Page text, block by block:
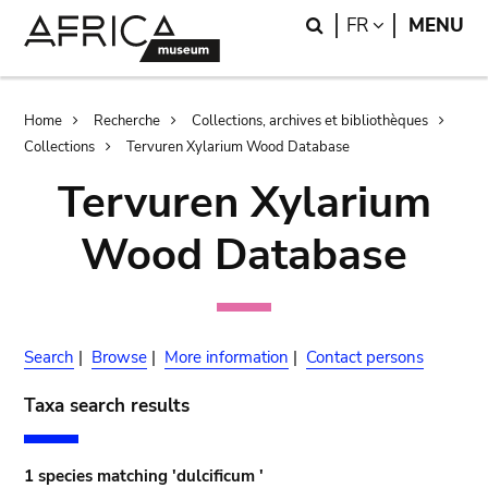
Search
FR LANGUAGE
MENU
Breadcrumb
Home Recherche
Collections, archives et bibliothèques
Collections
Tervuren Xylarium Wood Database
Tervuren Xylarium
Wood Database
Search | Browse | More information | Contact persons
Taxa search results
1 species matching 'dulcificum '